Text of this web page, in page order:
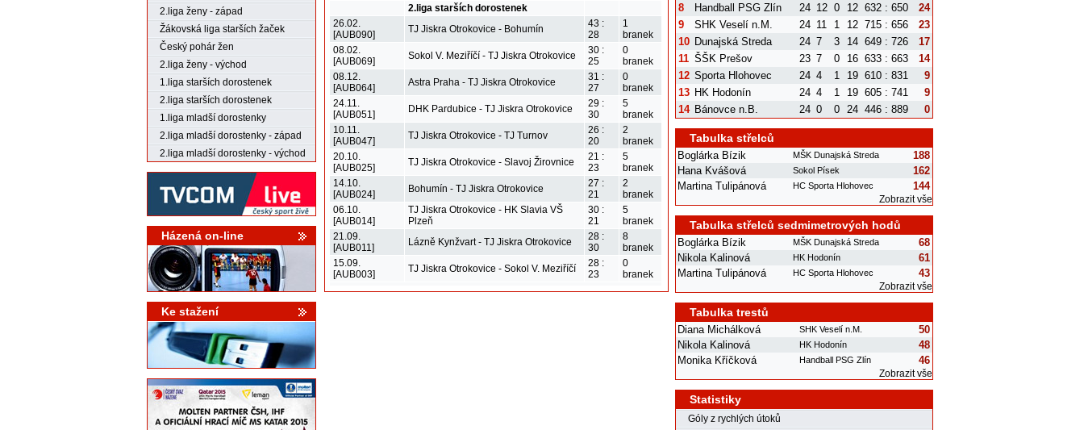
2.liga ženy - západ
Žákovská liga starších žaček
Český pohár žen
2.liga ženy - východ
1.liga starších dorostenek
2.liga starších dorostenek
1.liga mladší dorostenky
2.liga mladší dorostenky - západ
2.liga mladší dorostenky - východ
Házená on-line
Ke stažení
2.liga starších dorostenek
26.02.
[AUB090]
TJ Jiskra Otrokovice - Bohumín
43 :
28
1
branek
08.02.
[AUB069]
Sokol V. Meziříčí - TJ Jiskra Otrokovice
30 :
25
0
branek
08.12.
[AUB064]
Astra Praha - TJ Jiskra Otrokovice
31 :
27
0
branek
24.11.
[AUB051]
DHK Pardubice - TJ Jiskra Otrokovice
29 :
30
5
branek
10.11.
[AUB047]
TJ Jiskra Otrokovice - TJ Turnov
26 :
20
2
branek
20.10.
[AUB025]
TJ Jiskra Otrokovice - Slavoj Žirovnice
21 :
23
5
branek
14.10.
[AUB024]
Bohumín - TJ Jiskra Otrokovice
27 :
21
2
branek
06.10.
[AUB014]
TJ Jiskra Otrokovice - HK Slavia VŠ
Plzeň
30 :
21
5
branek
21.09.
[AUB011]
Lázně Kynžvart - TJ Jiskra Otrokovice
28 :
30
8
branek
15.09.
[AUB003]
TJ Jiskra Otrokovice - Sokol V. Meziříčí
28 :
23
0
branek
8
Handball PSG Zlín 24 12 0 12 632 : 650
24
9
SHK Veselí n.M. 24 11 1 12 715 : 656
23
10 Dunajská Streda 24 7 3 14 649 : 726
17
11 ŠŠK Prešov 23 7 0 16 633 : 663
14
12 Sporta Hlohovec 24 4 1 19 610 : 831
9
13 HK Hodonín 24 4 1 19 605 : 741
9
14 Bánovce n.B. 24 0 0 24 446 : 889 0
Tabulka střelců
Boglárka Bízik MŠK Dunajská Streda
188
Hana Kvášová
Sokol Písek
162
Martina Tulipánová
HC Sporta Hlohovec 144
Zobrazit vše
Tabulka střelců sedmimetrových hodů
Boglárka Bízik MŠK Dunajská Streda
68
Nikola Kalinová
HK Hodonín
61
Martina Tulipánová
HC Sporta Hlohovec 43
Zobrazit vše
Tabulka trestů
Diana Michálková SHK Veselí n.M.
50
Nikola Kalinová
HK Hodonín
48
Monika Kříčková
Handball PSG Zlín 46
Zobrazit vše
Statistiky
Góly z rychlých útoků